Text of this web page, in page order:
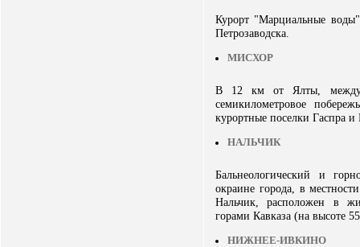
Курорт "Марциальные
Петрозаводска.
МИСХОР
В 12 км от Ялты, между
семикилометровое
курортные поселки Гаспра и
НАЛЬЧИК
Бальнеологический и
окраине города, в
Нальчик, расположен в
горами Кавказа (на высоте
НИЖНЕЕ-ИВКИНО